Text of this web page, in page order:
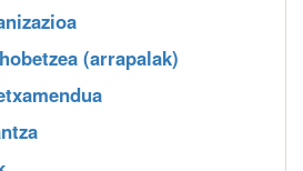
(arrapalak)